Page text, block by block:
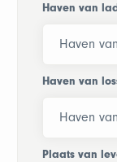
Haven van
Haven van
Plaats van